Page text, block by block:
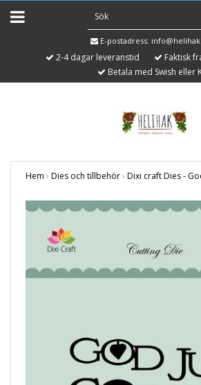
E-postadress:
2-4 dagar leveranstid
Faktisk
Betala med Swish eller
Hem › Dies och tillbehör› Dixi craft Dies -